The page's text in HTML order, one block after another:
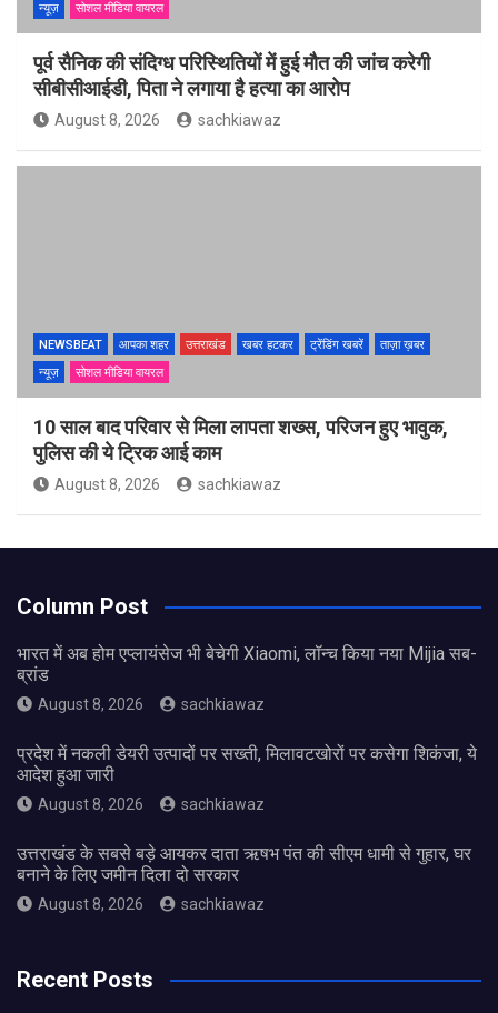
न्यूज़
सोशल मीडिया वायरल
पूर्व सैनिक की संदिग्ध परिस्थितियों में हुई मौत की जांच करेगी
सीबीसीआईडी, पिता ने लगाया है हत्या का आरोप
August 8, 2026 sachkiawaz
NEWSBEAT आपका शहर उत्तराखंड खबर हटकर ट्रेंडिंग खबरें
ताज़ा ख़बर
न्यूज़
सोशल मीडिया वायरल
10 साल बाद परिवार से मिला लापता शख्स, परिजन हुए भावुक,
पुलिस की ये ट्रिक आई काम
August 8, 2026 sachkiawaz
Column Post
भारत में अब होम एप्लायंसेज भी बेचेगी Xiaomi, लॉन्च किया नया Mijia सब-
ब्रांड
August 8, 2026 sachkiawaz
प्रदेश में नकली डेयरी उत्पादों पर सख्ती, मिलावटखोरों पर कसेगा शिकंजा, ये
आदेश हुआ जारी
August 8, 2026 sachkiawaz
उत्तराखंड के सबसे बड़े आयकर दाता ऋषभ पंत की सीएम धामी से गुहार, घर
बनाने के लिए जमीन दिला दो सरकार
August 8, 2026 sachkiawaz
Recent Posts